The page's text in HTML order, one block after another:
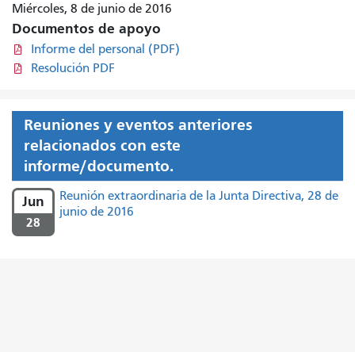
Miércoles, 8 de junio de 2016
Documentos de apoyo
Informe del personal (PDF)
Resolución PDF
Reuniones y eventos anteriores
relacionados con este
informe/documento.
Jun
28
Reunión extraordinaria de la Junta Directiva, 28 de
junio de 2016